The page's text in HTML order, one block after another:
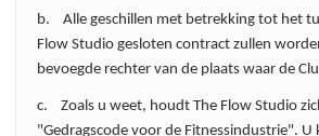
b. Alle geschillen met betrekking tot het
Flow Studio gesloten contract zullen
bevoegde rechter van de plaats waar de
c. Zoals u weet, houdt The Flow Studio
"Gedragscode voor de Fitnessindustrie". U